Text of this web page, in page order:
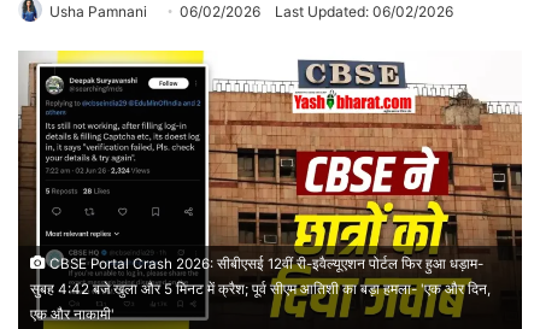
Usha Pamnani 06/02/2026 Last Updated: 06/02/2026
CBSE Portal Crash 2026: सीबीएसई 12वीं री-इवैल्यूएशन पोर्टल फिर हुआ धड़ाम-
सुबह 4:42 बजे खुला और 5 मिनट में क्रैश; पूर्व सीएम आतिशी का बड़ा हमला- 'एक और दिन,
एक और नाकामी'